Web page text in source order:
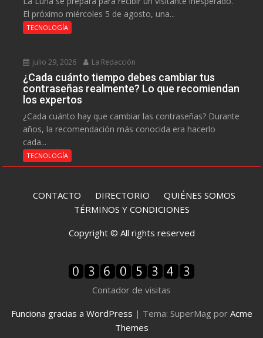
El próximo miércoles 5 de agosto, una...
TECNOLOGÍA
julio 29, 2026 La Redacción
¿Cada cuánto tiempo debes cambiar tus
contraseñas realmente? Lo que recomiendan
los expertos
¿Cada cuánto hay que cambiar las contraseñas? Durante
años, la recomendación más conocida era hacerlo
cada...
TECNOLOGÍA
CONTACTO DIRECTORIO QUIÉNES SOMOS
TÉRMINOS Y CONDICIONES
Copyright © All rights reserved
Contador de visitas
Funciona gracias a WordPress | Tema: SuperMag por Acme
Themes